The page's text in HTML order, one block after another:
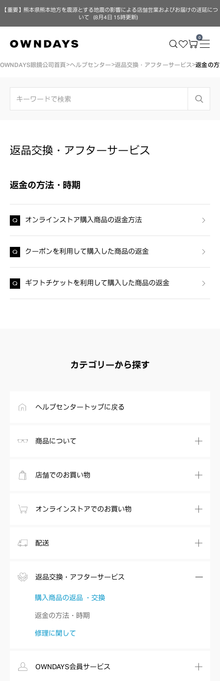
【重要】熊本県熊本地方を震源とする地震の影響による店舗営業およびお届けの遅延につ
いて（8月4日 15時更新）
0
OWNDAYS眼鏡公司首頁 ヘルプセンター 返品交換・アフターサービス 返金の
返品交換・アフターサービス
返金の方法・時期
オンラインストア購入商品の返金方法
クーポンを利用して購入した商品の返金
ギフトチケットを利用して購入した商品の返金
カテゴリーから探す
ヘルプセンタートップに戻る
商品について
店舗でのお買い物
オンラインストアでのお買い物
配送
返品交換・アフターサービス
購入商品の返品 ・交換
返金の方法・時期
修理に関して
OWNDAYS会員サービス